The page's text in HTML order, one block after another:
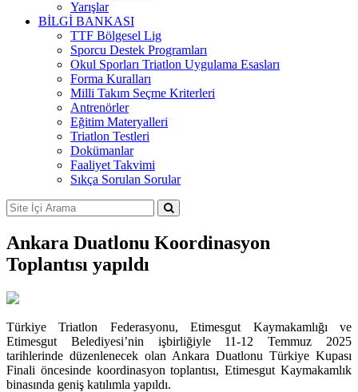
Yarışlar
BİLGİ BANKASI
TTF Bölgesel Lig
Sporcu Destek Programları
Okul Sporları Triatlon Uygulama Esasları
Forma Kuralları
Milli Takım Seçme Kriterleri
Antrenörler
Eğitim Materyalleri
Triatlon Testleri
Dokümanlar
Faaliyet Takvimi
Sıkça Sorulan Sorular
Ankara Duatlonu Koordinasyon
Toplantısı yapıldı
Türkiye Triatlon Federasyonu, Etimesgut Kaymakamlığı ve
Etimesgut Belediyesi’nin işbirliğiyle 11-12 Temmuz 2025
tarihlerinde düzenlenecek olan Ankara Duatlonu Türkiye Kupası
Finali öncesinde koordinasyon toplantısı, Etimesgut Kaymakamlık
binasında geniş katılımla yapıldı.